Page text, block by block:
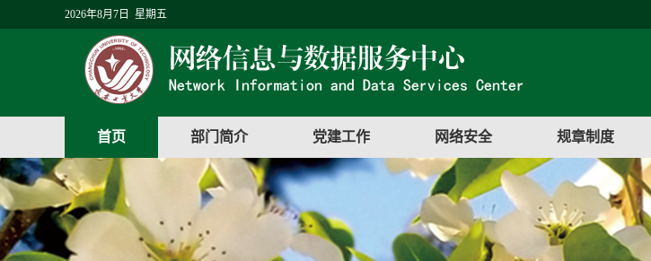
2026年8月7日 星期五
首页 部门简介 党建工作 网络安全 规章制度